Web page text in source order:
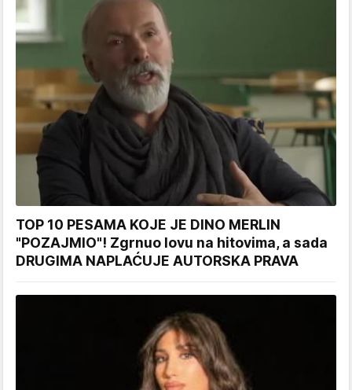
TOP 10 PESAMA KOJE JE DINO MERLIN
"POZAJMIO"! Zgrnuo lovu na hitovima, a sada
DRUGIMA NAPLAĆUJE AUTORSKA PRAVA